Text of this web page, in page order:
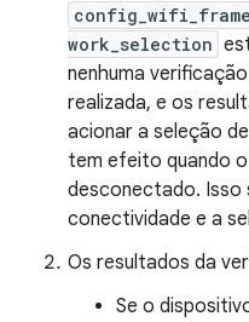
work_selection
nenhuma
realizada, e os
acionar a seleção
tem efeito quando
desconectado. Isso
conectividade e a
Os resultados da
Se o